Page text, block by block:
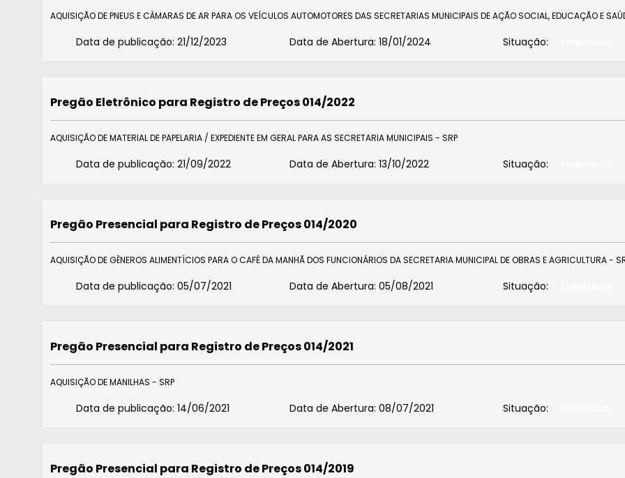
AQUISIÇÃO DE PNEUS E CÂMARAS DE AR PARA OS VEÍCULOS AUTOMOTORES DAS SECRETARIAS MUNICIPAIS DE AÇÃO SOCIAL, EDUCAÇÃO E
Data de publicação: 21/12/2023 Data de Abertura: 18/01/2024 Situação:
Pregão Eletrônico para Registro de Preços 014/2022
AQUISIÇÃO DE MATERIAL DE PAPELARIA / EXPEDIENTE EM GERAL PARA AS SECRETARIA MUNICIPAIS - SRP
Data de publicação: 21/09/2022 Data de Abertura: 13/10/2022 Situação:
Pregão Presencial para Registro de Preços 014/2020
AQUISIÇÃO DE GÊNEROS ALIMENTÍCIOS PARA O CAFÉ DA MANHÃ DOS FUNCIONÁRIOS DA SECRETARIA MUNICIPAL DE OBRAS E AGRICULTURA -
Data de publicação: 05/07/2021 Data de Abertura: 05/08/2021 Situação:
Pregão Presencial para Registro de Preços 014/2021
AQUISIÇÃO DE MANILHAS - SRP
Data de publicação: 14/06/2021 Data de Abertura: 08/07/2021 Situação:
Pregão Presencial para Registro de Preços 014/2019